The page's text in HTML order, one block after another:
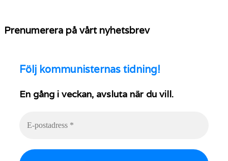
Prenumerera på vårt nyhetsbrev
Följ kommunisternas tidning!
En gång i veckan, avsluta när du vill.